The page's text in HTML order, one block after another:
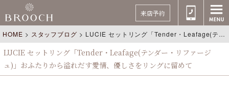
来店予約
HOME > スタッフブログ > LUCIE セットリング「Tender・Leafage(テンダー・リファージュ)」おふたりから溢れだす愛情、優しさをリングに留めて
LUCIE セットリング「Tender・Leafage(テンダー・リファージ
ュ)」おふたりから溢れだす愛情、優しさをリングに留めて